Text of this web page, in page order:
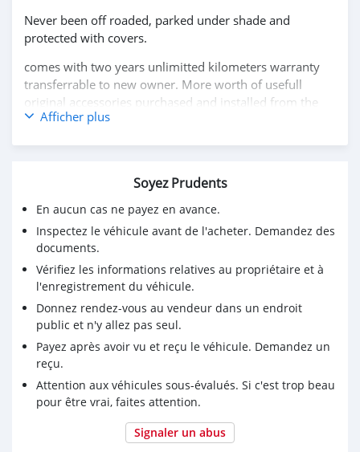
Never been off roaded, parked under shade and
protected with covers.
comes with two years unlimitted kilometers warranty
transferrable to new owner. More worth of usefull
original accessories purchased and installed from the
KTM
1. Ergo rider and pillion seats for added comfort for
2. Touring KTM top case, with added back support
3. AKRAPOVIČ "SLIP-ON LINE" Exhaust system with
carbon fiber heat protection shield
4. Heeds original engine and tank Crash bars protectors
made in Europe
5. DNA Air Filter
6. KTM Super Adventure Helmet with intercom
7. Comprehensive vehicle Insurance valid
Selling since not getting time to ride the bike. (serious
buyers only).
If you are really interested whatsapp me
and discuss the next steps in person
Afficher plus
Soyez Prudents
En aucun cas ne payez en avance.
Inspectez le véhicule avant de l'acheter. Demandez des
documents.
Vérifiez les informations relatives au propriétaire et à
l'enregistrement du véhicule.
Donnez rendez-vous au vendeur dans un endroit
public et n'y allez pas seul.
Payez après avoir vu et reçu le véhicule. Demandez un
reçu.
Attention aux véhicules sous-évalués. Si c'est trop beau
pour être vrai, faites attention.
Signaler un abus